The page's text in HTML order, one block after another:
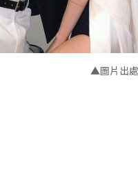
▲圖片出